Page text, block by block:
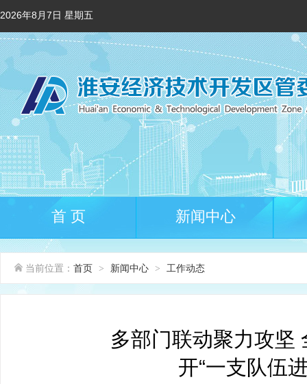
2026年8月7日 星期五
首 页 新闻中心
当前位置： 首页 > 新闻中心 > 工作动态
多部门联动聚力攻
开“一支队伍